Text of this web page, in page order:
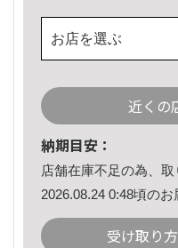
お店を選ぶ
近くの
納期目安：
店舗在庫不足の為、取
2026.08.24 0:48頃のお
受け取り